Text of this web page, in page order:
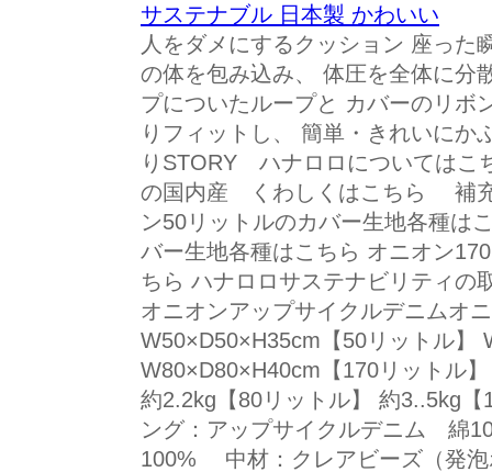
サステナブル 日本製 かわいい
人をダメにするクッション 座った
の体を包み込み、 体圧を全体に分
プについたループと カバーのリボ
りフィットし、 簡単・きれいにか
りSTORY ハナロロについてはこ
の国内産 くわしくはこちら 補
ン50リットルのカバー生地各種
バー生地各種はこちら オニオン
ちら ハナロロサステナビリテ
オニオンアップサイクルデニムオ
W50×D50×H35cm【50リットル】
W80×D80×H40cm【170リットル
約2.2kg【80リットル】 約3..5kg
ング：アップサイクルデニム 綿
100% 中材：クレアビーズ（発泡